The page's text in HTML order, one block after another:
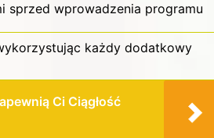
sprzed wprowadzenia programu
każdy dodatkowy
Ci Ciągłość